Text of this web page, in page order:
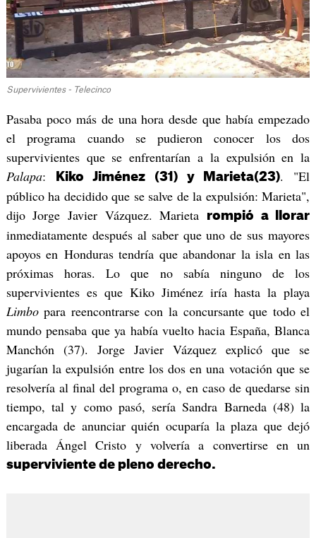
Supervivientes - Telecinco
Pasaba poco más de una hora desde que había empezado
el programa cuando se pudieron conocer los dos
supervivientes que se enfrentarían a la expulsión en la
Palapa: Kiko Jiménez (31) y Marieta(23). "El
público ha decidido que se salve de la expulsión: Marieta",
dijo Jorge Javier Vázquez. Marieta
rompió a llorar
inmediatamente después al saber que uno de sus mayores
apoyos en Honduras tendría que abandonar la isla en las
próximas horas. Lo que no sabía ninguno de los
supervivientes es que Kiko Jiménez iría hasta la playa
Limbopara reencontrarse con la concursante que todo el
mundo pensaba que ya había vuelto hacia España, Blanca
Manchón (37). Jorge Javier Vázquez explicó que se
jugarían la expulsión entre los dos en una votación que se
resolvería al final del programa o, en caso de quedarse sin
tiempo, tal y como pasó, sería Sandra Barneda (48) la
encargada de anunciar quién ocuparía la plaza que dejó
liberada Ángel Cristo y volvería a convertirse en un
superviviente de pleno derecho.